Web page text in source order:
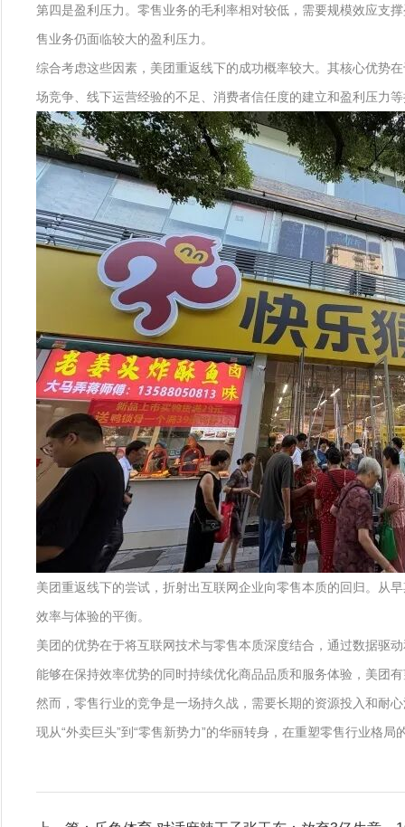
第四是盈利压力。零售业务的毛利率相对较低，需要规模效应支
售业务仍面临较大的盈利压力。
综合考虑这些因素，美团重返线下的成功概率较大。其核心优势
场竞争、线下运营经验的不足、消费者信任度的建立和盈利压力
美团重返线下的尝试，折射出互联网企业向零售本质的回归。
效率与体验的平衡。
美团的优势在于将互联网技术与零售本质深度结合，通过数据驱
能够在保持效率优势的同时持续优化商品品质和服务体验，美团
然而，零售行业的竞争是一场持久战，需要长期的资源投入和耐
现从“外卖巨头”到“零售新势力”的华丽转身，在重塑零售行业格